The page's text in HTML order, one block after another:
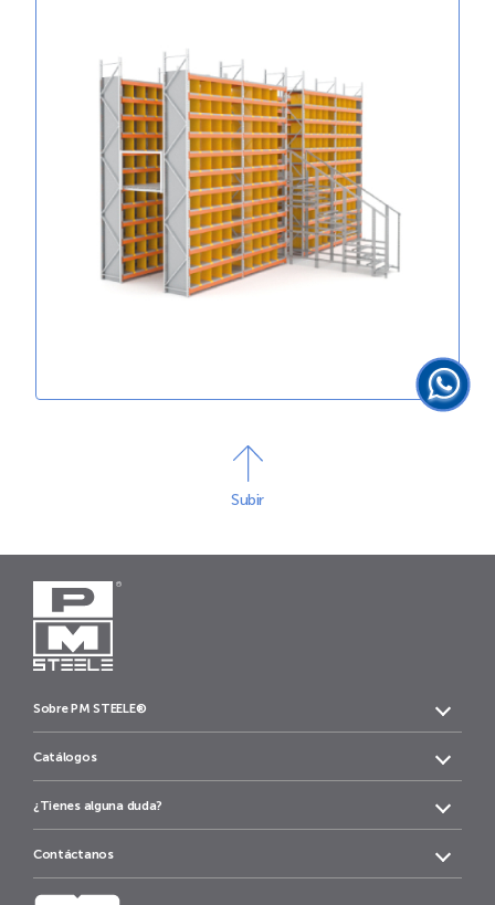
Subir
Sobre PM STEELE®
Catálogos
¿Tienes alguna duda?
Contáctanos